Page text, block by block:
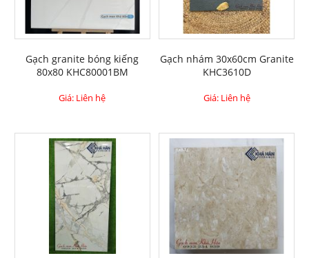
Gạch granite bóng kiếng
80x80 KHC80001BM
Giá: Liên hệ
Gạch nhám 30x60cm Granite
KHC3610D
Giá: Liên hệ